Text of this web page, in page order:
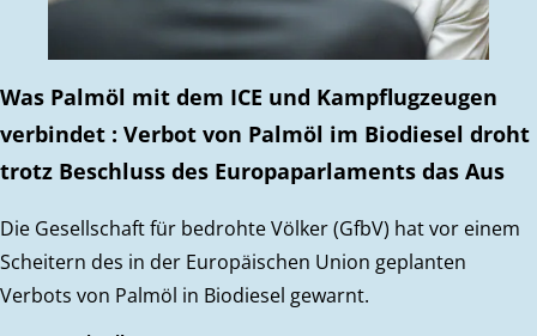
Was Palmöl mit dem ICE und Kampflugzeugen
verbindet : Verbot von Palmöl im Biodiesel droht
trotz Beschluss des Europaparlaments das Aus
Die Gesellschaft für bedrohte Völker (GfbV) hat vor einem
Scheitern des in der Europäischen Union geplanten
Verbots von Palmöl in Biodiesel gewarnt.